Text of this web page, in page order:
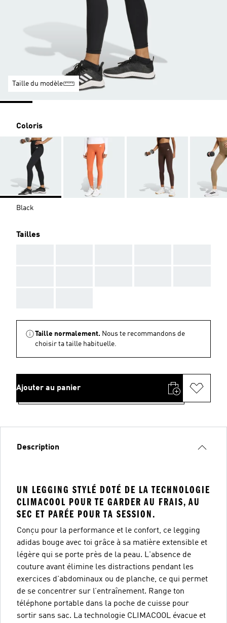
Taille du modèle
Coloris
Black
Tailles
Taille normalement. Nous te recommandons de
choisir ta taille habituelle.
Ajouter au panier
Description
UN LEGGING STYLÉ DOTÉ DE LA TECHNOLOGIE
CLIMACOOL POUR TE GARDER AU FRAIS, AU
SEC ET PARÉE POUR TA SESSION.
Conçu pour la performance et le confort, ce legging
adidas bouge avec toi grâce à sa matière extensible et
légère qui se porte près de la peau. L'absence de
couture avant élimine les distractions pendant les
exercices d'abdominaux ou de planche, ce qui permet
de se concentrer sur l’entraînement. Range ton
téléphone portable dans la poche de cuisse pour
sortir sans sac. La technologie CLIMACOOL évacue et